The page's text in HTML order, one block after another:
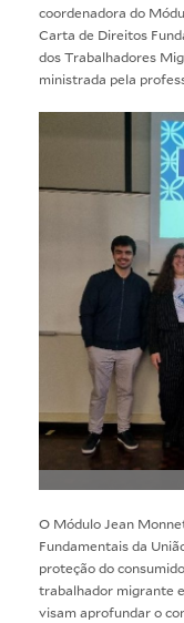
coordenadora do
Carta de Direitos
dos Trabalhadores
ministrada pela
O Módulo Jean
Fundamentais da
proteção do
trabalhador migrante
visam aprofundar o